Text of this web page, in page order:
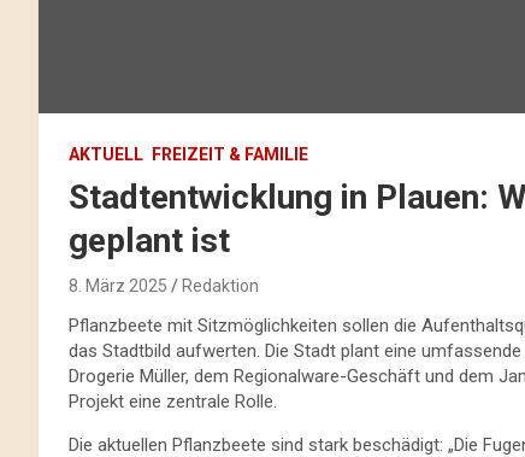
AKTUELL FREIZEIT & FAMILIE
Stadtentwicklung in Plauen:
geplant ist
8. März 2025 Redaktion
Pflanzbeete mit Sitzmöglichkeiten sollen die
das Stadtbild aufwerten. Die Stadt plant eine umfassende
Drogerie Müller, dem Regionalware-Geschäft und dem
Projekt eine zentrale Rolle.
Die aktuellen Pflanzbeete sind stark beschädigt: „Die